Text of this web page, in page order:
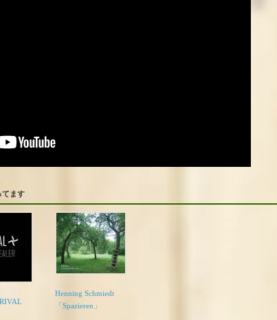
てます
Henning Schmiedt
「Spazieren」